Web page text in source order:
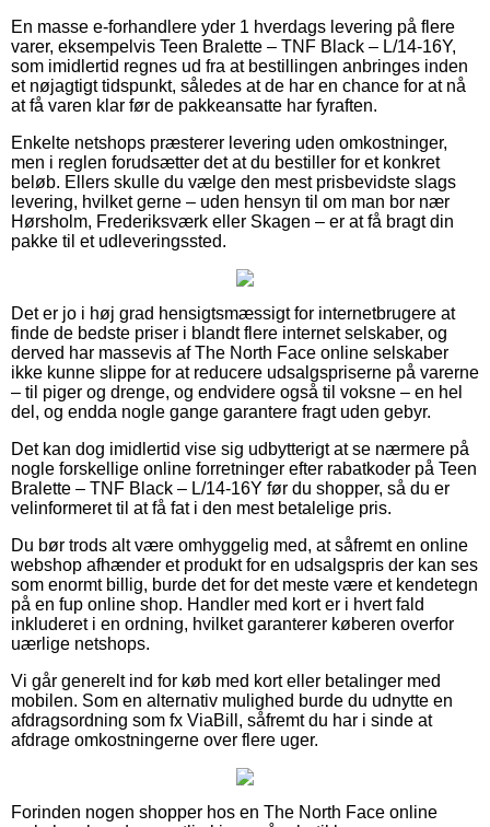
En masse e-forhandlere yder 1 hverdags levering på flere
varer, eksempelvis Teen Bralette – TNF Black – L/14-16Y,
som imidlertid regnes ud fra at bestillingen anbringes inden
et nøjagtigt tidspunkt, således at de har en chance for at nå
at få varen klar før de pakkeansatte har fyraften.
Enkelte netshops præsterer levering uden omkostninger,
men i reglen forudsætter det at du bestiller for et konkret
beløb. Ellers skulle du vælge den mest prisbevidste slags
levering, hvilket gerne – uden hensyn til om man bor nær
Hørsholm, Frederiksværk eller Skagen – er at få bragt din
pakke til et udleveringssted.
Det er jo i høj grad hensigtsmæssigt for internetbrugere at
finde de bedste priser i blandt flere internet selskaber, og
derved har massevis af The North Face online selskaber
ikke kunne slippe for at reducere udsalgspriserne på varerne
– til piger og drenge, og endvidere også til voksne – en hel
del, og endda nogle gange garantere fragt uden gebyr.
Det kan dog imidlertid vise sig udbytterigt at se nærmere på
nogle forskellige online forretninger efter rabatkoder på Teen
Bralette – TNF Black – L/14-16Y før du shopper, så du er
velinformeret til at få fat i den mest betalelige pris.
Du bør trods alt være omhyggelig med, at såfremt en online
webshop afhænder et produkt for en udsalgspris der kan ses
som enormt billig, burde det for det meste være et kendetegn
på en fup online shop. Handler med kort er i hvert fald
inkluderet i en ordning, hvilket garanterer køberen overfor
uærlige netshops.
Vi går generelt ind for køb med kort eller betalinger med
mobilen. Som en alternativ mulighed burde du udnytte en
afdragsordning som fx ViaBill, såfremt du har i sinde at
afdrage omkostningerne over flere uger.
Forinden nogen shopper hos en The North Face online